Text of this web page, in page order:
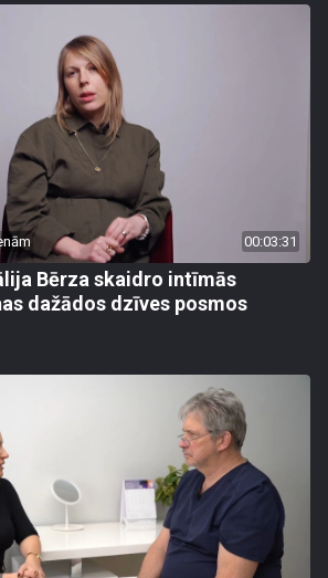
00:03:31
Bērza skaidro intīmās
dažādos dzīves posmos